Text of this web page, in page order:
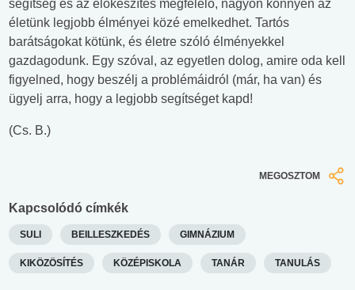
segítség és az előkészítés megfelelő, nagyon könnyen az
életünk legjobb élményei közé emelkedhet. Tartós
barátságokat kötünk, és életre szóló élményekkel
gazdagodunk. Egy szóval, az egyetlen dolog, amire oda kell
figyelned, hogy beszélj a problémáidról (már, ha van) és
ügyelj arra, hogy a legjobb segítséget kapd!
(Cs. B.)
MEGOSZTOM
Kapcsolódó címkék
SULI BEILLESZKEDÉS GIMNÁZIUM
KIKÖZÖSÍTÉS KÖZÉPISKOLA TANÁR TANULÁS